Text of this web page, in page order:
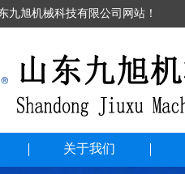
九旭机械科技有限公司网站！
关于我们